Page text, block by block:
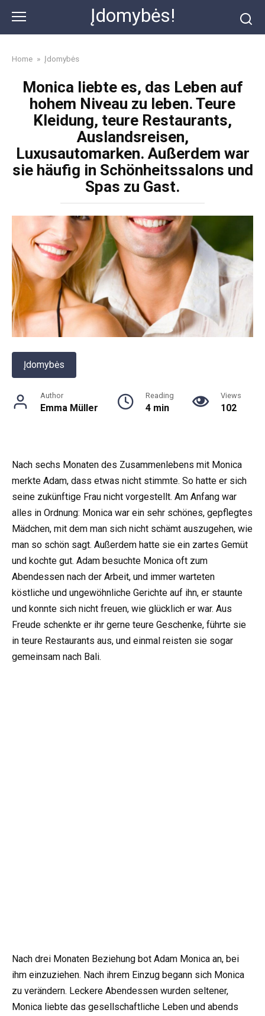
content
Įdomybės!
Home » Įdomybės
Monica liebte es, das Leben auf
hohem Niveau zu leben. Teure
Kleidung, teure Restaurants,
Auslandsreisen,
Luxusautomarken. Außerdem war
sie häufig in Schönheitssalons und
Spas zu Gast.
Įdomybės
Author
Emma Müller
Reading
4 min
Views
102
Nach sechs Monaten des Zusammenlebens mit Monica
merkte Adam, dass etwas nicht stimmte. So hatte er sich
seine zukünftige Frau nicht vorgestellt. Am Anfang war
alles in Ordnung: Monica war ein sehr schönes, gepflegtes
Mädchen, mit dem man sich nicht schämt auszugehen, wie
man so schön sagt. Außerdem hatte sie ein zartes Gemüt
und kochte gut. Adam besuchte Monica oft zum
Abendessen nach der Arbeit, und immer warteten
köstliche und ungewöhnliche Gerichte auf ihn, er staunte
und konnte sich nicht freuen, wie glücklich er war. Aus
Freude schenkte er ihr gerne teure Geschenke, führte sie
in teure Restaurants aus, und einmal reisten sie sogar
gemeinsam nach Bali.
Nach drei Monaten Beziehung bot Adam Monica an, bei
ihm einzuziehen. Nach ihrem Einzug begann sich Monica
zu verändern. Leckere Abendessen wurden seltener,
Monica liebte das gesellschaftliche Leben und abends